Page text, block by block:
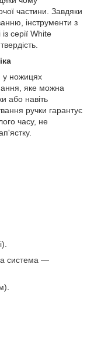
частини. Завдяки
інструменти з
серії White
у ножицях
яке можна
або навіть
ручки гарантує
часу, не
система —